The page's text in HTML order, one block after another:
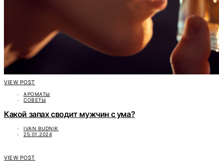
VIEW POST
АРОМАТЫ
СОВЕТЫ
Какой запах сводит мужчин с ума?
IVAN BUDNIK
25.01.2024
VIEW POST